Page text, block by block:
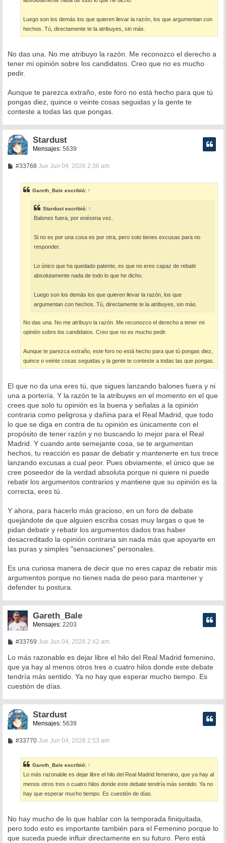
Luego son los demás los que quieren llevar la razón, los que argumentan con
hechos. Tú, directamente te la atribuyes, sin más.
No das una. No me atribuyo la razón. Me reconozco el derecho a
tener mi opinión sobre los candidatos. Creo que no es mucho
pedir.
Aunque te parezca extraño, este foro no está hecho para que tú
pongas diez, quince o veinte cosas seguidas y la gente te
conteste a todas las que pongas.
Stardust
Mensajes: 5639
#33768M
a
j
e
Jue Jun 04, 2026 2:36 am
Gareth_Bale escribió: ↑
Stardustescribió: ↑
Balones fuera, por enésima vez.
Si no es por una cosa es por otra, pero solo tienes excusas para no
responder.
Lo único que ha quedado patente, es que no eres capaz de rebatir
absolutamente nada de todo lo que he dicho.
Luego son los demás los que quieren llevar la razón, los que
argumentan con hechos. Tú, directamente te la atribuyes, sin más.
No das una. No me atribuyo la razón. Me reconozco el derecho a tener mi
opinión sobre los candidatos. Creo que no es mucho pedir.
Aunque te parezca extraño, este foro no está hecho para que tú pongas diez,
quince o veinte cosas seguidas y la gente te conteste a todas las que pongas.
El que no da una eres tú, que sigues lanzando balones fuera y ni
una a portería. Y la razón te la atribuyes en el momento en el que
crees que solo tu opinión es la buena y señalas a la opinión
contraria como peligrosa y dañina para el Real Madrid, que todo
lo que se diga en contra de tu opinión es únicamente con el
propósito de tener razón y no buscando lo mejor para el Real
Madrid. Y cuando ante semejante cosa, se te argumentan
hechos, tu reacción es pasar de debatir y mantenerte en tus trece
lanzando excusas a cual peor. Pues obviamente, el único que se
cree poseedor de la verdad absoluta porque ni quiere ni puede
rebatir los argumentos contrarios y mantiene que su opinión es la
correcta, eres tú.
Y ahora, para hacerlo más gracioso, en un foro de debate
quejándote de que alguien escriba cosas muy largas o que te
pidan debatir y rebatir los argumentos dados tras haber
desacreditado la opinión contraria sin nada más que apoyarte en
las puras y simples "sensaciones" personales.
Es una curiosa manera de decir que no eres capaz de rebatir mis
argumentos porque no tienes nada de peso para mantener y
defender tu postura.
Gareth_Bale
Mensajes: 2203
#33769M
n
a
j
e
Jue Jun 04, 2026 2:42 am
Lo más razonable es dejar libre el hilo del Real Madrid femenino,
que ya hay al menos otros tres o cuatro hilos donde este debate
tendría más sentido. Ya no hay que esperar mucho tiempo. Es
cuestión de días.
Stardust
Mensajes: 5639
#33770M
a
j
e
Jue Jun 04, 2026 2:53 am
Gareth_Bale escribió: ↑
Lo más razonable es dejar libre el hilo del Real Madrid femenino, que ya hay al
menos otros tres o cuatro hilos donde este debate tendría más sentido. Ya no
hay que esperar mucho tiempo. Es cuestión de días.
No hay mucho de lo que hablar con la temporada finiquitada,
pero todo esto es importante también para el Femenino porque lo
que suceda puede influir directamente en su futuro. Pero está